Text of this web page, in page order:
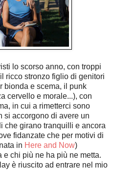
lo scorso anno, con troppi
ricco stronzo figlio di genitori
bionda e scema, il punk
cervello e morale...), con
in cui a rimetterci sono
si accorgono di avere un
che girano tranquilli e ancora
fidanzate che per motivi di
in Here and Now)
chi più ne ha più ne metta.
è riuscito ad entrare nel mio